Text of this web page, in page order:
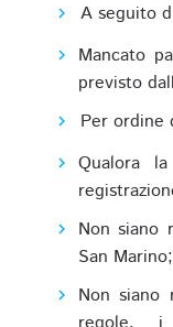
A seguito
Mancato
previsto
Per ordine
Qualora
Non siano
San Marino;
Non